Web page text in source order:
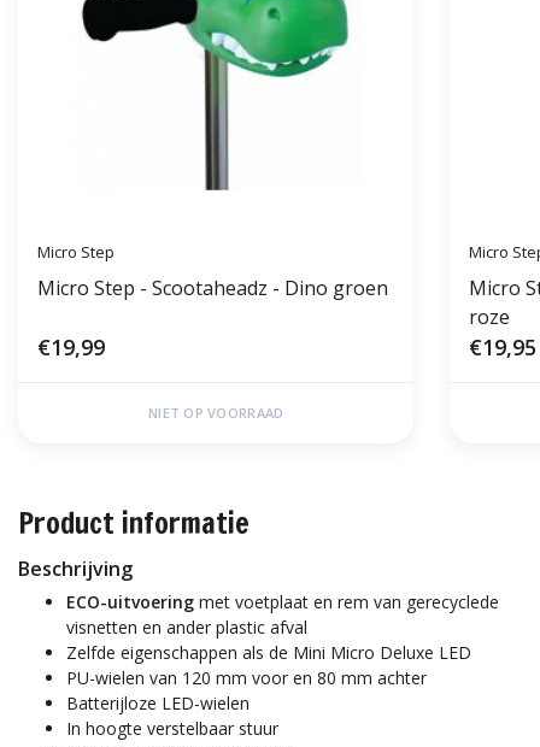
Micro Step
Micro Step - Scootaheadz - Dino groen
€19,99
NIET OP VOORRAAD
Micro
Micro
roze
€19,95
Product informatie
Beschrijving
ECO-uitvoering met voetplaat en rem van gerecyclede
visnetten en ander plastic afval
Zelfde eigenschappen als de Mini Micro Deluxe LED
PU-wielen van 120 mm voor en 80 mm achter
Batterijloze LED-wielen
In hoogte verstelbaar stuur